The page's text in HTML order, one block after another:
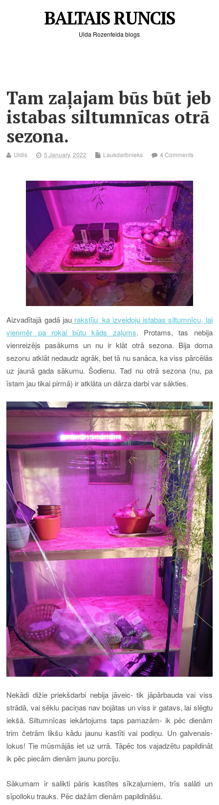
BALTAIS RUNCIS
Ulda Rozenfelda blogs
Tam zaļajam būs būt jeb
istabas siltumnīcas otrā
sezona.
Uldis 5.January, 2022 Laukdarbnieks 4 Comments
Aizvadītajā gadā jaurakstīju, ka izveidoju istabas siltumnīcu, lai
vienmēr pa rokai būtu kāds zaļums. Protams, tas nebija
vienreizējs pasākums un nu ir klāt otrā sezona. Bija doma
sezonu atklāt nedaudz agrāk, bet tā nu sanāca, ka viss pārcēlās
uz jaunā gada sākumu. Šodienu. Tad nu otrā sezona (nu, pa
īstam jau tikai pirmā) ir atklāta un dārza darbi var sākties.
Nekādi dižie priekšdarbi nebija jāveic- tik jāpārbauda vai viss
strādā, vai sēklu paciņas nav bojātas un viss ir gatavs, lai slēgtu
iekšā. Siltumnīcas iekārtojums taps pamazām- ik pēc dienām
trim četrām likšu kādu jaunu kastīti vai podiņu. Un galvenais-
lokus! Tie mūsmājās iet uz urrā. Tāpēc tos vajadzētu papildināt
ik pēc piecām dienām jaunu porciju.
Sākumam ir salikti pāris kastītes sīkzaļumiem, trīs salāti un
sīpolloku trauks. Pēc dažām dienām papildināšu.